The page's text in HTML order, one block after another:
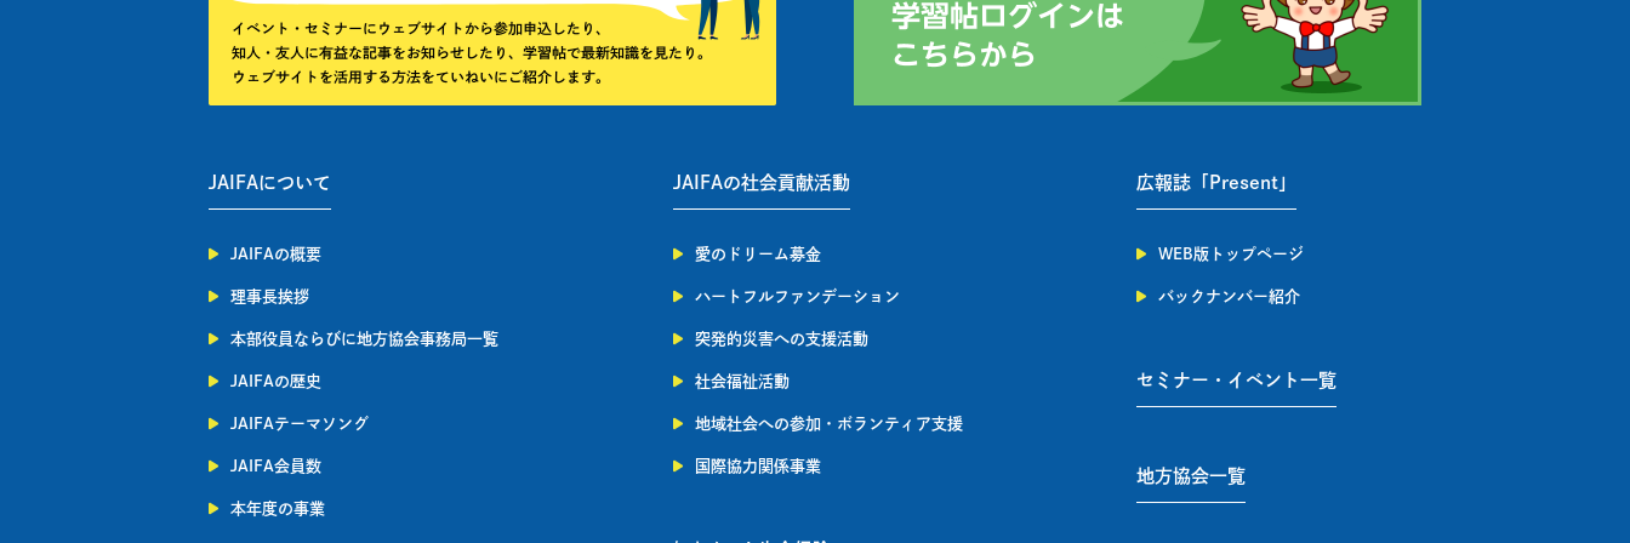
JAIFAについて
JAIFAの概要
理事長挨拶
本部役員ならびに地方協会事務局一覧
JAIFAの歴史
JAIFAテーマソング
JAIFA会員数
本年度の事業
JAIFAの社会貢献活動
愛のドリーム募金
ハートフルファンデーション
突発的災害への支援活動
社会福祉活動
地域社会への参加・ボランティア支援
国際協力関係事業
広報誌「Present」
WEB版トップページ
バックナンバー紹介
セミナー・イベント一覧
地方協会一覧